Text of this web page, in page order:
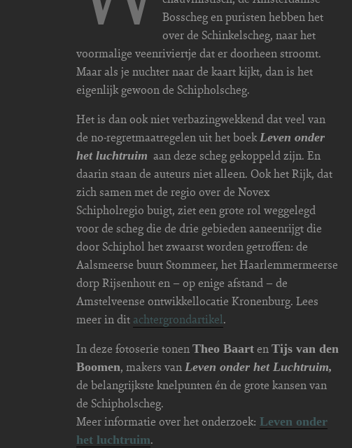
Bosscheg en puristen hebben het
over de Schinkelscheg, naar het
voormalige veenriviertje dat er doorheen stroomt.
Maar als je nuchter naar de kaart kijkt, dan is het
eigenlijk gewoon de Schipholscheg.
Het is dan ook niet verbazingwekkend dat veel van
de no-regretmaatregelen uit het boek Leven onder
het luchtruim aan deze scheg gekoppeld zijn. En
daarin staan de auteurs niet alleen. Ook het Rijk, dat
zich samen met de regio over de Novex
Schipholregio buigt, ziet een grote rol weggelegd
voor de scheg die de drie gebieden aaneenrijgt die
door Schiphol het zwaarst worden getroffen: de
Aalsmeerse buurt Stommeer, het Haarlemmermeerse
dorp Rijsenhout en – op enige afstand – de
Amstelveense ontwikkellocatie Kronenburg. Lees
meer in dit achtergrondartikel.
In deze fotoserie tonen Theo Baart en Tijs van den
Boomen, makers van Leven onder het Luchtruim,
de belangrijkste knelpunten én de grote kansen van
de Schipholscheg.
Meer informatie over het onderzoek: Leven onder
het luchtruim.